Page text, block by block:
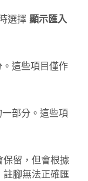
選擇 顯示匯入
這些項目僅作
部分。這些項
留，但會根據
腳無法正確匯